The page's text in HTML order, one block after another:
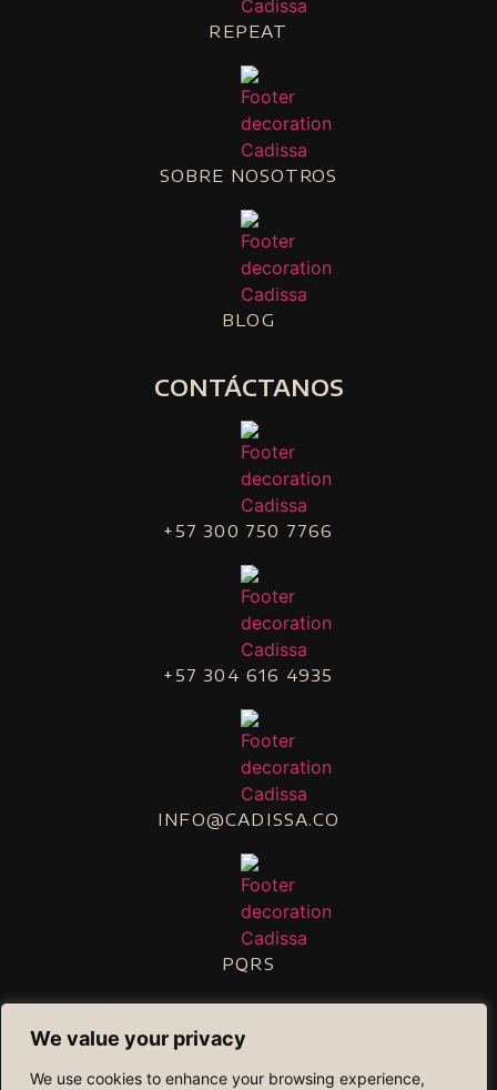
We value your privacy
We use cookies to enhance your browsing experience,
REPEAT
SOBRE NOSOTROS
BLOG
CONTÁCTANOS
+57 300 750 7766
+57 304 616 4935
INFO@CADISSA.CO
PQRS
ENCUÉNTRANOS